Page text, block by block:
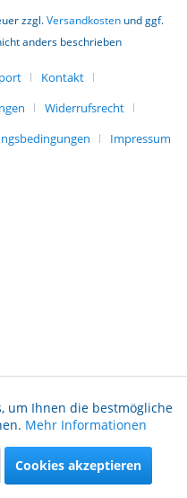
zzgl.Versandkosten und ggf.
anders beschrieben
Kontakt
Widerrufsrecht
Impressum
Aktiv
Aktiv
um Ihnen die bestmögliche
Mehr Informationen
Cookies akzeptieren